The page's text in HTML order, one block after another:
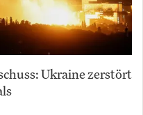
Ukraine zerstört